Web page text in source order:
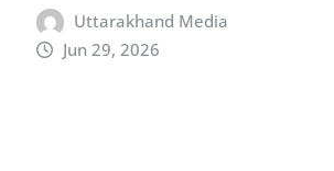
Uttarakhand Media
Jun 29, 2026